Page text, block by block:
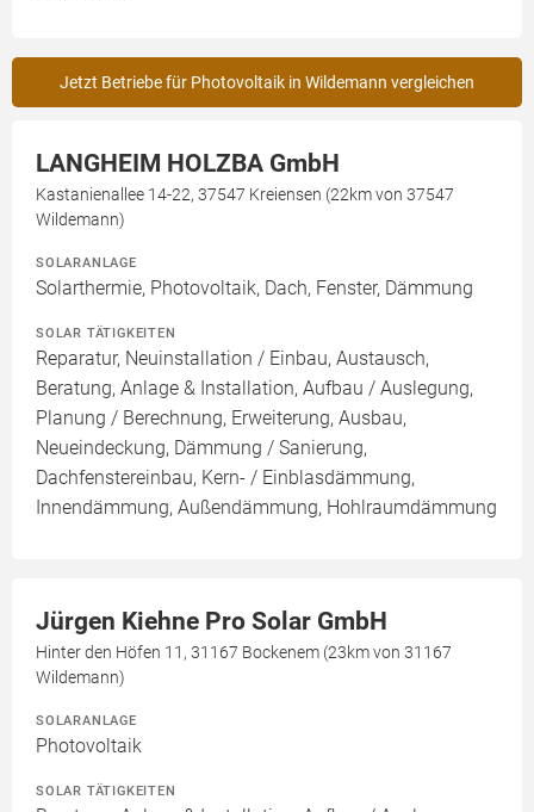
Jetzt Betriebe für Photovoltaik in Wildemann vergleichen
LANGHEIM HOLZBA GmbH
Kastanienallee 14-22, 37547 Kreiensen (22km von 37547
Wildemann)
SOLARANLAGE
Solarthermie, Photovoltaik, Dach, Fenster, Dämmung
SOLAR TÄTIGKEITEN
Reparatur, Neuinstallation / Einbau, Austausch,
Beratung, Anlage & Installation, Aufbau / Auslegung,
Planung / Berechnung, Erweiterung, Ausbau,
Neueindeckung, Dämmung / Sanierung,
Dachfenstereinbau, Kern- / Einblasdämmung,
Innendämmung, Außendämmung, Hohlraumdämmung
Jürgen Kiehne Pro Solar GmbH
Hinter den Höfen 11, 31167 Bockenem (23km von 31167
Wildemann)
SOLARANLAGE
Photovoltaik
SOLAR TÄTIGKEITEN